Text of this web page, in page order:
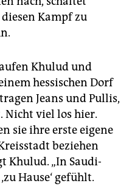
Kampf zu
Khulud und
hessischen Dorf
Jeans und Pullis,
Nicht viel los hier.
sie ihre erste eigene
beziehen
Khulud. „In Saudi-
Hause‘ gefühlt.